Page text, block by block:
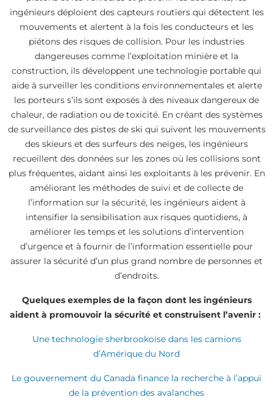
ingénieurs déploient des capteurs routiers qui détectent les
mouvements et alertent à la fois les conducteurs et les
piétons des risques de collision. Pour les industries
dangereuses comme l’exploitation minière et la
construction, ils développent une technologie portable qui
aide à surveiller les conditions environnementales et alerte
les porteurs s’ils sont exposés à des niveaux dangereux de
chaleur, de radiation ou de toxicité. En créant des systèmes
de surveillance des pistes de ski qui suivent les mouvements
des skieurs et des surfeurs des neiges, les ingénieurs
recueillent des données sur les zones où les collisions sont
plus fréquentes, aidant ainsi les exploitants à les prévenir. En
améliorant les méthodes de suivi et de collecte de
l’information sur la sécurité, les ingénieurs aident à
intensifier la sensibilisation aux risques quotidiens, à
améliorer les temps et les solutions d’intervention
d’urgence et à fournir de l’information essentielle pour
assurer la sécurité d’un plus grand nombre de personnes et
d’endroits.
Quelques exemples de la façon dont les ingénieurs
aident à promouvoir la sécurité et construisent l’avenir :
Une technologie sherbrookoise dans les camions
d’Amérique du Nord
Le gouvernement du Canada finance la recherche à l’appui
de la prévention des avalanches